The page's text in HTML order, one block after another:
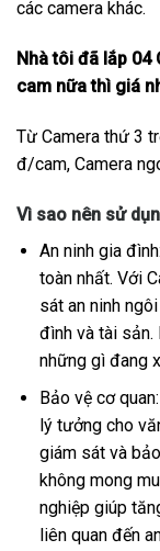
các camera khác.
Nhà tôi đã lắp 04
cam nữa thì giá
Từ Camera thứ 3
đ/cam, Camera
Vì sao nên sử
An ninh gia
toàn nhất. Với
sát an ninh
đình và tài sản.
những gì đang
Bảo vệ cơ
lý tưởng cho
giám sát và
không mong
nghiệp giúp
liên quan đến